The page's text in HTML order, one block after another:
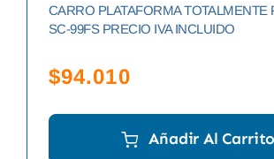
CARRO PLATAFORMA TOTALMENTE
SC-99FS PRECIO IVA INCLUIDO
$94.010
Añadir Al Carrito